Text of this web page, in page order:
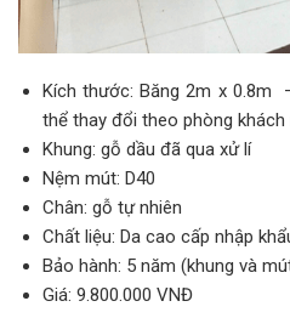
Kích thước: Băng 2m x 0.8m
thể thay đổi theo phòng khách
Khung: gỗ dầu đã qua xử lí
Nệm mút: D40
Chân: gỗ tự nhiên
Chất liệu: Da cao cấp nhập
Bảo hành: 5 năm (khung và
Giá: 9.800.000 VNĐ